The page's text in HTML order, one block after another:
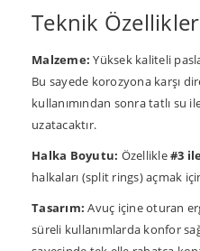
Teknik Özellikler
Malzeme: Yüksek kaliteli
Bu sayede korozyona karşı
kullanımından sonra tatlı su
uzatacaktır.
Halka Boyutu: Özellikle#3
halkaları (split rings) açmak
Tasarım: Avuç içine oturan
süreli kullanımlarda konfor